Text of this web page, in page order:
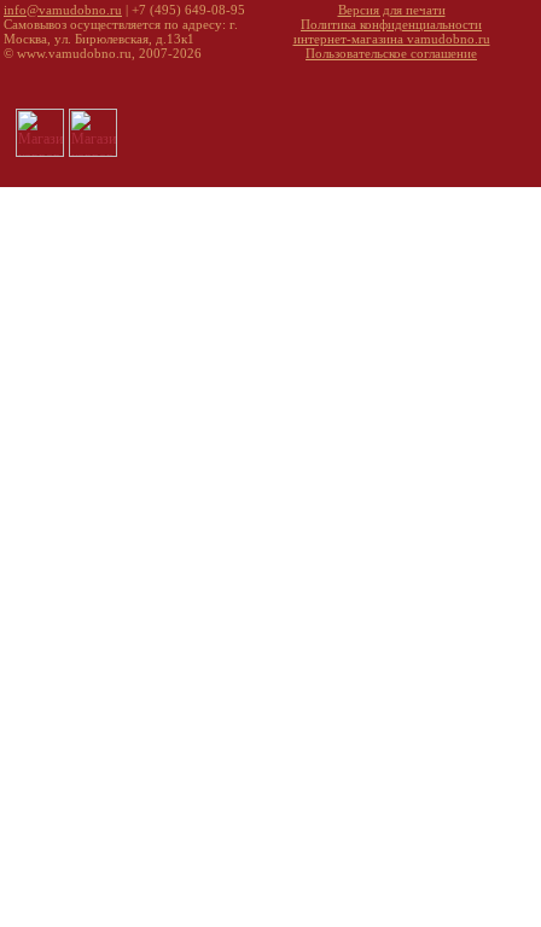
info@vamudobno.ru | +7 (495) 649-08-95
Самовывоз осуществляется по адресу: г.
Москва, ул. Бирюлевская, д.13к1
© www.vamudobno.ru, 2007-2026
Версия для печати
Политика конфиденциальности
интернет-магазина vamudobno.ru
Пользовательское соглашение